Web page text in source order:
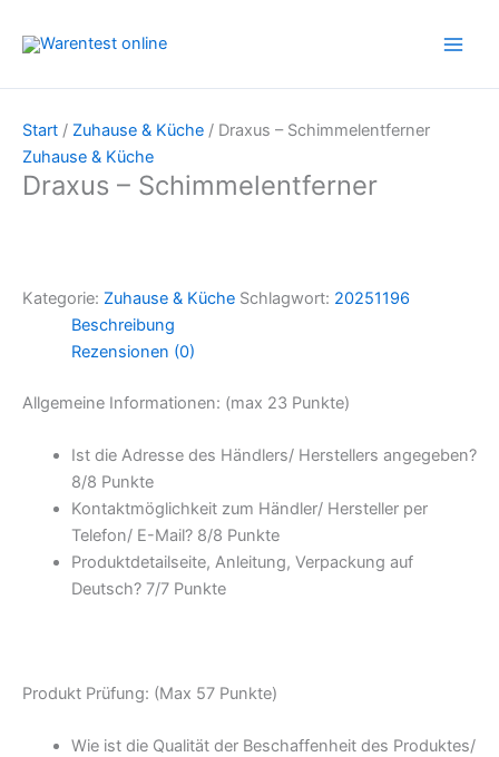
Inhalt
Start / Zuhause & Küche / Draxus – Schimmelentferner
Zuhause & Küche
Draxus – Schimmelentferner
Kategorie: Zuhause & Küche Schlagwort: 20251196
Beschreibung
Rezensionen (0)
Allgemeine Informationen: (max 23 Punkte)
Ist die Adresse des Händlers/ Herstellers angegeben?
8/8 Punkte
Kontaktmöglichkeit zum Händler/ Hersteller per
Telefon/ E-Mail? 8/8 Punkte
Produktdetailseite, Anleitung, Verpackung auf
Deutsch? 7/7 Punkte
Produkt Prüfung: (Max 57 Punkte)
Wie ist die Qualität der Beschaffenheit des Produktes/